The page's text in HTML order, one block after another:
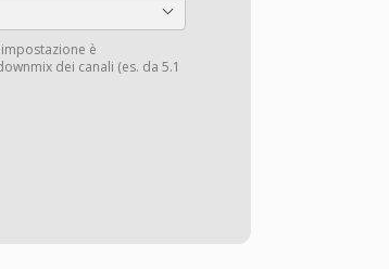
è
dei canali (es. da 5.1